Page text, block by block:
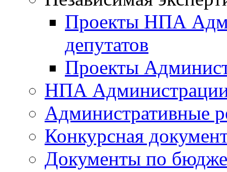
Проекты НПА
депутатов
Проекты
НПА
Административные
Конкурсная
Документы по